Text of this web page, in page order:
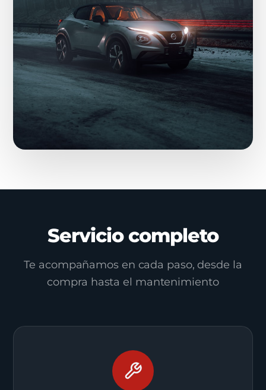
Servicio completo
Te acompañamos en cada paso, desde la
compra hasta el mantenimiento